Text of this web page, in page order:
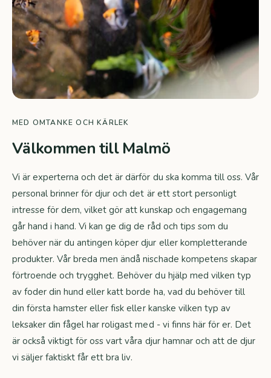
MED OMTANKE OCH KÄRLEK
Välkommen till Malmö
Vi är experterna och det är därför du ska komma till oss. Vår
personal brinner för djur och det är ett stort personligt
intresse för dem, vilket gör att kunskap och engagemang
går hand i hand. Vi kan ge dig de råd och tips som du
behöver när du antingen köper djur eller kompletterande
produkter. Vår breda men ändå nischade kompetens skapar
förtroende och trygghet. Behöver du hjälp med vilken typ
av foder din hund eller katt borde ha, vad du behöver till
din första hamster eller fisk eller kanske vilken typ av
leksaker din fågel har roligast med - vi finns här för er. Det
är också viktigt för oss vart våra djur hamnar och att de djur
vi säljer faktiskt får ett bra liv.